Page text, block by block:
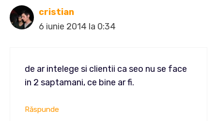
cristian
6 iunie 2014 la 0:34
de ar intelege si clientii ca seo nu se face
in 2 saptamani, ce bine ar fi.
Răspunde